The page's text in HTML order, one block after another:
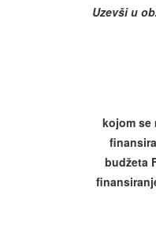
Uzevši u
kojom se
budžeta